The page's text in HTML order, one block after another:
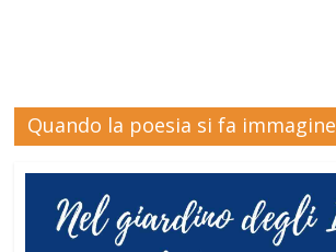
Quando la poesia si fa immagine